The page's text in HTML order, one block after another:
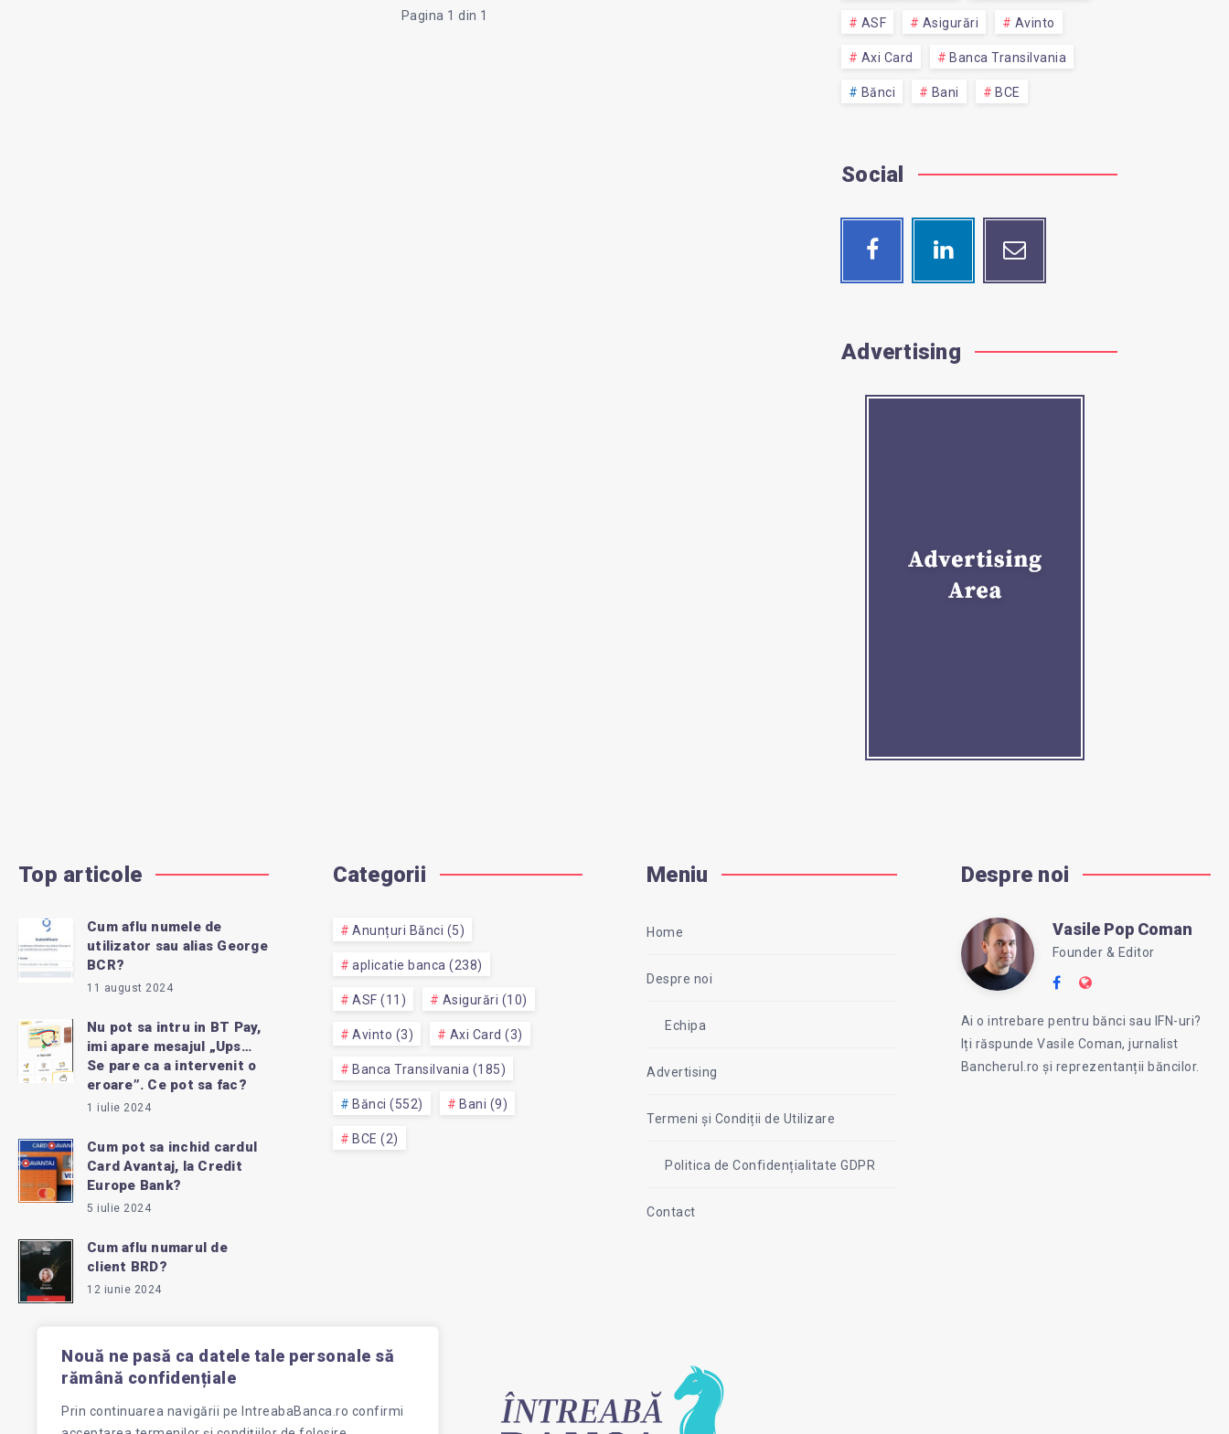
Nouă ne pasă ca datele tale personale să
rămână confidențiale
Prin continuarea navigării pe IntreabaBanca.ro confirmi
Pagina 1 din 1 ASF Asigurări Avinto
Axi Card Banca Transilvania
Bănci Bani BCE
Social
Facebook
Follow
Linkedin
Visit
Email
Contact
Advertising
Top articole
Cum aflu numele de
utilizator sau alias George
BCR?
11 august 2024
Nu pot sa intru in BT Pay,
imi apare mesajul „Ups…
Se pare ca a intervenit o
eroare”. Ce pot sa fac?
1 iulie 2024
Cum pot sa inchid cardul
Card Avantaj, la Credit
Europe Bank?
5 iulie 2024
Cum aflu numarul de
client BRD?
12 iunie 2024
Categorii
Anunțuri Bănci (5)
aplicatie banca (238)
ASF (11) Asigurări (10)
Avinto (3) Axi Card (3)
Banca Transilvania (185)
Bănci (552) Bani (9)
BCE (2)
Meniu
Home
Despre noi
Echipa
Advertising
Termeni și Condiții de Utilizare
Politica de Confidențialitate GDPR
Contact
Despre noi
Vasile
Pop
Coman
Vasile Pop Coman
Founder & Editor
Follow
on
Website:
Ai o intrebare pentru bănci sau IFN-uri?
Iți răspunde Vasile Coman, jurnalist
Bancherul.ro și reprezentanții băncilor.